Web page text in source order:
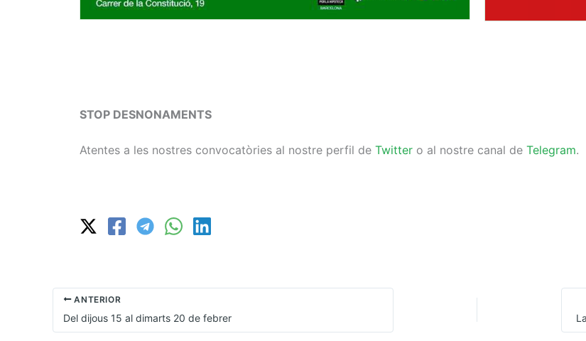
STOP DESNONAMENTS
Atentes a les nostres convocatòries al nostre perfil de Twitter o al nostre canal de Telegram.
ANTERIOR
Del dijous 15 al dimarts 20 de febrer